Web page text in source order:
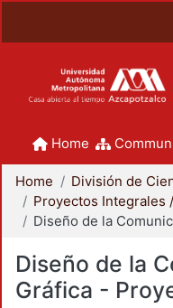
Home
Home
Diseño de la
Gráfica -